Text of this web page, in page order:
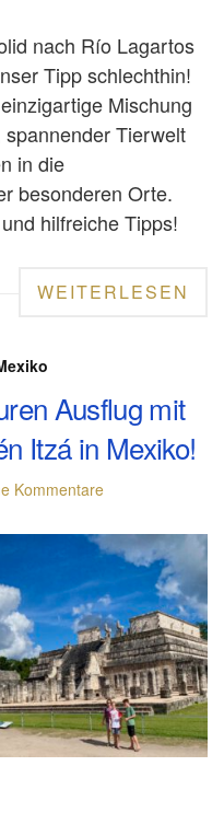
nach Río Lagartos
Tipp schlechthin!
Mischung
Tierwelt
in die
besonderen Orte.
hilfreiche Tipps!
WEITERLESEN
Ausflug mit
Itzá in Mexiko!
Kommentare